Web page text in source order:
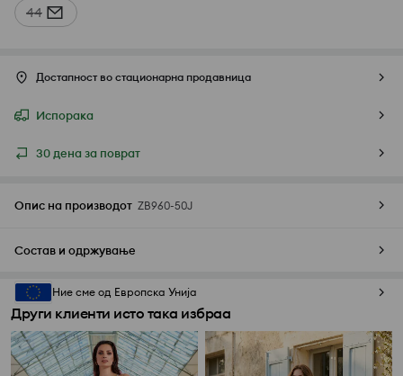
44
Достапност во стационарна продавница
Испорака
30 дена за поврат
Опис на производот ZB960-50J
Состав и одржување
Ние сме од Европска Унија
Други клиенти исто така избраа